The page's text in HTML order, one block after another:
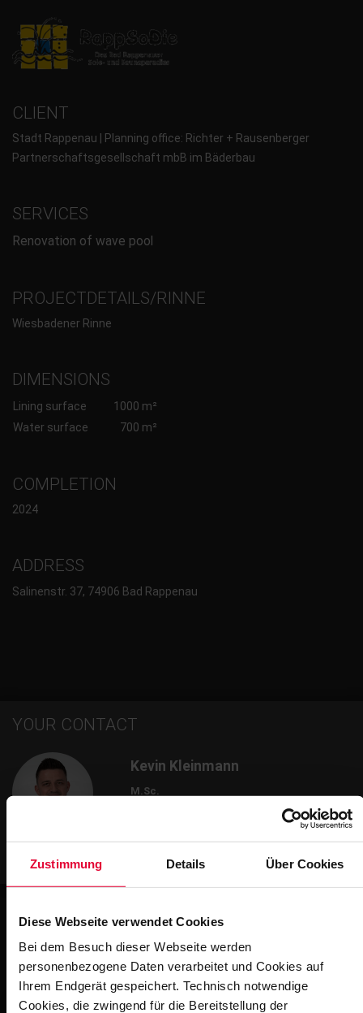
Zustimmung Details Über Cookies
Diese Webseite verwendet Cookies
Bei dem Besuch dieser Webseite werden
personenbezogene Daten verarbeitet und Cookies auf
Ihrem Endgerät gespeichert. Technisch notwendige
Cookies, die zwingend für die Bereitstellung der
CLIENT
Stadt Rappenau | Planning office: Richter + Rausenberger
Partnerschaftsgesellschaft mbB im Bäderbau
SERVICES
Renovation of wave pool
PROJECTDETAILS/RINNE
Wiesbadener Rinne
DIMENSIONS
Lining surface
1000 m²
Water surface
700 m²
COMPLETION
2024
ADDRESS
Salinenstr. 37, 74906 Bad Rappenau
YOUR CONTACT
Kevin Kleinmann
M.Sc.
Impressions